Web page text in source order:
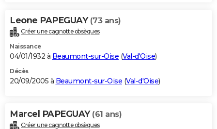
Leone PAPEGUAY (73 ans)
Créer une cagnotte obsèques
Naissance
04/01/1932 à Beaumont-sur-Oise (Val-d'Oise)
Décès
20/09/2005 à Beaumont-sur-Oise (Val-d'Oise)
Marcel PAPEGUAY (61 ans)
Créer une cagnotte obsèques